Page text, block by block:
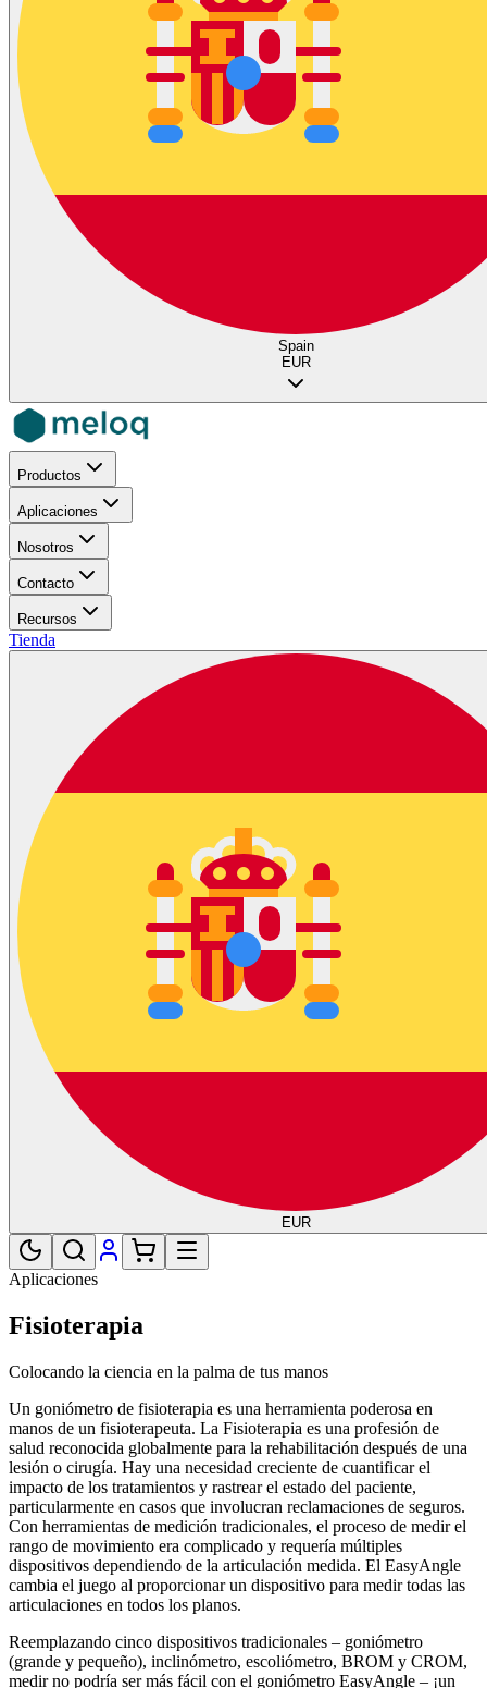
Spain
EUR
Productos
Aplicaciones
Nosotros
Contacto
Recursos
Tienda
EUR
Aplicaciones
Fisioterapia
Colocando la ciencia en la palma de tus manos
Un goniómetro de fisioterapia es una herramienta poderosa en
manos de un fisioterapeuta. La Fisioterapia es una profesión de
salud reconocida globalmente para la rehabilitación después de una
lesión o cirugía. Hay una necesidad creciente de cuantificar el
impacto de los tratamientos y rastrear el estado del paciente,
particularmente en casos que involucran reclamaciones de seguros.
Con herramientas de medición tradicionales, el proceso de medir el
rango de movimiento era complicado y requería múltiples
dispositivos dependiendo de la articulación medida. El EasyAngle
cambia el juego al proporcionar un dispositivo para medir todas las
articulaciones en todos los planos.
Reemplazando cinco dispositivos tradicionales – goniómetro
(grande y pequeño), inclinómetro, escoliómetro, BROM y CROM,
medir no podría ser más fácil con el goniómetro EasyAngle – ¡un